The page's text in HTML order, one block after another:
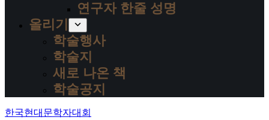
연구자 한줄 성명
올리기
학술행사
학술지
새로 나온 책
학술공지
한국현대문학자대회